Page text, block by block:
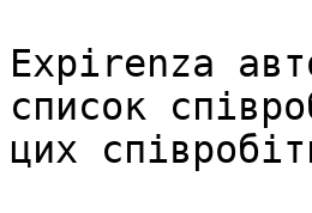
Expirenza
список
цих